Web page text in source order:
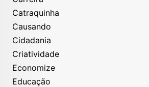
Catraquinha
Causando
Cidadania
Criatividade
Economize
Educação